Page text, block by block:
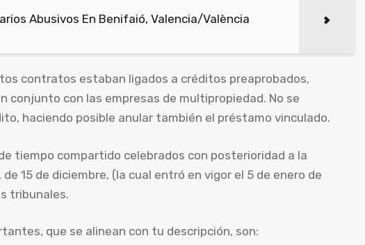
Abusivos En Benifaió, Valencia/València
contratos estaban ligados a créditos preaprobados,
conjunto con las empresas de multipropiedad. No se
haciendo posible anular también el préstamo vinculado.
tiempo compartido celebrados con posterioridad a la
15 de diciembre, (la cual entró en vigor el 5 de enero de
tribunales.
que se alinean con tu descripción, son: